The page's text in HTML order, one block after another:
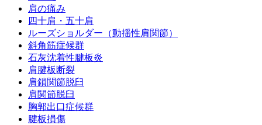
肩の痛み
四十肩・五十肩
ルーズショルダー（動揺性肩関節）
斜角筋症候群
石灰沈着性腱板炎
肩腱板断裂
肩鎖関節脱臼
肩関節脱臼
胸郭出口症候群
腱板損傷